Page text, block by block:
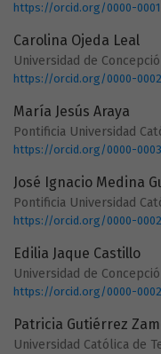
https://orcid.org/0000-
Carolina Ojeda Leal
Universidad de
https://orcid.org/0000-
María Jesús Araya
Pontificia Universidad
https://orcid.org/0000-0003-
José Ignacio Medina
Pontificia Universidad
https://orcid.org/0000-
Edilia Jaque Castillo
Universidad de
https://orcid.org/0000-
Patricia Gutiérrez
Universidad Católica de